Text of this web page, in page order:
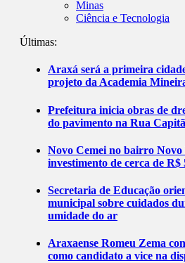
Minas
Ciência e Tecnologia
Últimas:
Araxá será a primeira
projeto da Academia
Prefeitura inicia obras de
do pavimento na Rua
Novo Cemei no bairro
investimento de cerca de R$
Secretaria de Educação
municipal sobre cuidados
umidade do ar
Araxaense Romeu Zema
como candidato a vice na